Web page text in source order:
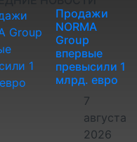
Продажи
NORMA
Group
впервые
превысили 1
млрд. евро
7
августа
2026